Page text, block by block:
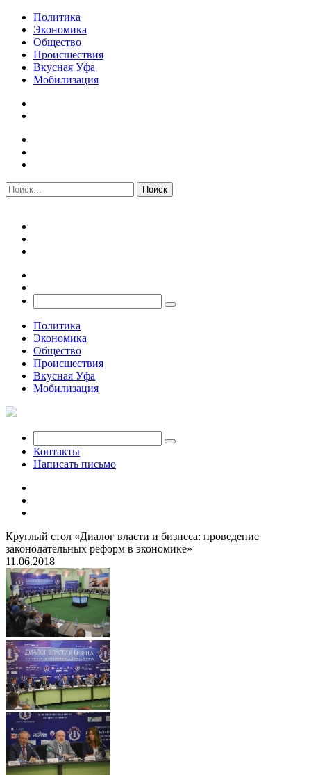
Политика
Экономика
Общество
Происшествия
Вкусная Уфа
Мобилизация
Политика
Экономика
Общество
Происшествия
Вкусная Уфа
Мобилизация
Контакты
Написать письмо
Круглый стол «Диалог власти и бизнеса: проведение
законодательных реформ в экономике»
11.06.2018